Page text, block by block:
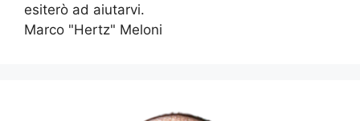
esiterò ad aiutarvi.
Marco "Hertz" Meloni